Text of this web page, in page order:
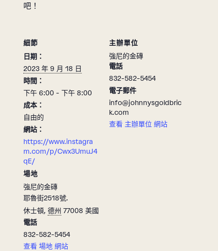
吧！
細節
日期：
2023 年 9 月 18 日
時間：
下午 6:00 - 下午 8:00
成本：
自由的
網站：
https://www.instagra
m.com/p/Cwx3UmuJ4
qE/
場地
強尼的金磚
耶魯街2518號.
休士頓, 德州 77008 美國
電話
832-582-5454
查看 場地 網站
主辦單位
強尼的金磚
電話
832-582-5454
電子郵件
info@johnnysgoldbric
k.com
查看 主辦單位 網站